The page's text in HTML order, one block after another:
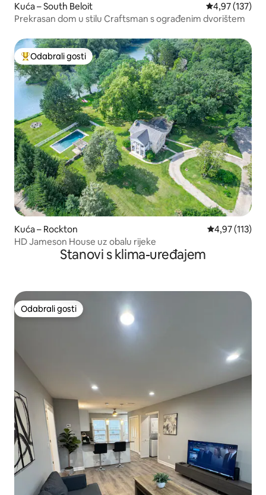
Kuća – South Beloit Prosječna
4,97 (137)
Prekrasan dom u stilu Craftsman s ograđenim dvorištem
Među najviše rangiranima s oznakom „Odabrali gosti”
Odabrali gosti
Kuća – Rockton Prosječna
4,97 (113)
HD Jameson House uz obalu rijeke
Stanovi s klima-uređajem
Odabrali gosti
Odabrali gosti